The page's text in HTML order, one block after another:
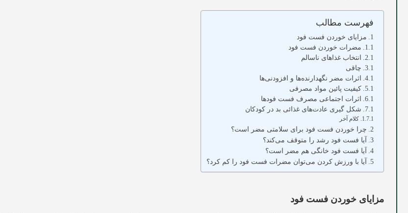
فهرست مطالب
مزایای خوردن فست فود
مضرات خوردن فست فود
انتخاب غذاهای ناسالم
چاقی
اثرات مضر نگهدارنده‌‌ها و افزودنی‌‌ها
کیفیت پائین مواد مصرفی
اثرات اجتماعی مصرف فست فودها
شکل گیری عادت‌‌های غذائی بد در کودکان
کلام آخر
چرا خوردن فست فود برای سلامتی مضر است؟
آیا فست فود رشد را متوقف می‌کند؟
آیا فست فود خانگی هم مضر است؟
آیا با ورزش کردن می‌توان مضرات فست فود را کم کرد؟
مزایای خوردن فست فود